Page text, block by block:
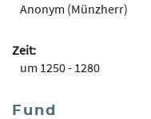
Anonym (Münzherr)
Zeit:
um 1250 - 1280
Fund